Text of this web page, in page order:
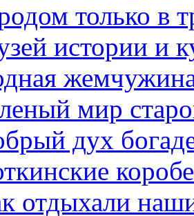
только в
истории и
мир
дух
отдыхали